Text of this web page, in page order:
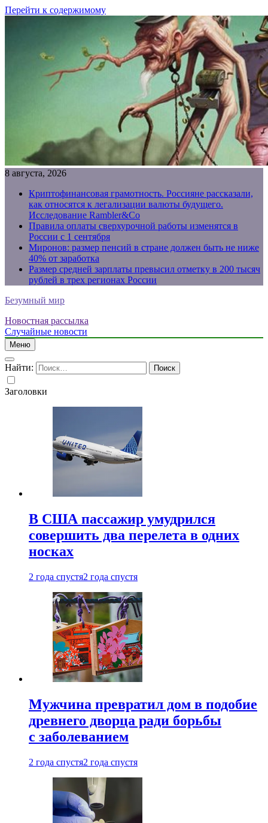
Перейти к содержимому
8 августа, 2026
Криптофинансовая грамотность. Россияне рассказали,
как относятся к легализации валюты будущего.
Исследование Rambler&Co
Правила оплаты сверхурочной работы изменятся в
России с 1 сентября
Миронов: размер пенсий в стране должен быть не ниже
40% от заработка
Размер средней зарплаты превысил отметку в 200 тысяч
рублей в трех регионах России
Безумный мир
Новостная рассылка
Случайные новости
Меню
Найти:
Заголовки
В США пассажир умудрился
совершить два перелета в одних
носках
2 года спустя2 года спустя
Мужчина превратил дом в подобие
древнего дворца ради борьбы
с заболеванием
2 года спустя2 года спустя